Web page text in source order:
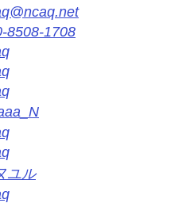
8508-1708
ユル